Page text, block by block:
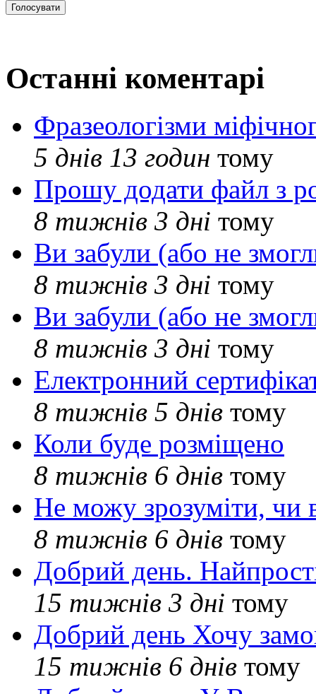
Останні коментарі
Фразеологізми
5 днів 13 годин тому
Прошу додати файл з
8 тижнів 3 дні тому
Ви забули (або не
8 тижнів 3 дні тому
Ви забули (або не
8 тижнів 3 дні тому
Електронний
8 тижнів 5 днів тому
Коли буде розміщено
8 тижнів 6 днів тому
Не можу зрозуміти, чи
8 тижнів 6 днів тому
Добрий день.
15 тижнів 3 дні тому
Добрий день Хочу
15 тижнів 6 днів тому